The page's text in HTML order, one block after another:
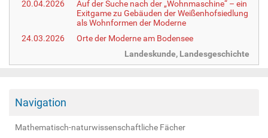
20.04.2026
Auf der Suche nach der „Wohnmaschine“ – ein
Exitgame zu Gebäuden der Weißenhofsiedlung
als Wohnformen der Moderne
24.03.2026
Orte der Moderne am Bodensee
Landeskunde, Landesgeschichte
Navigation
Mathematisch-naturwissenschaftliche Fächer